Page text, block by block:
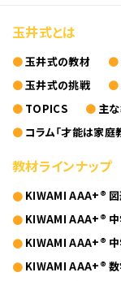
玉井式とは
玉井式の教材
玉井式の挑戦
TOPICS
主
コラム「才能は家庭
教材ラインナップ
KIWAMI AAA+®
KIWAMI AAA+®
KIWAMI AAA+®
KIWAMI AAA+®